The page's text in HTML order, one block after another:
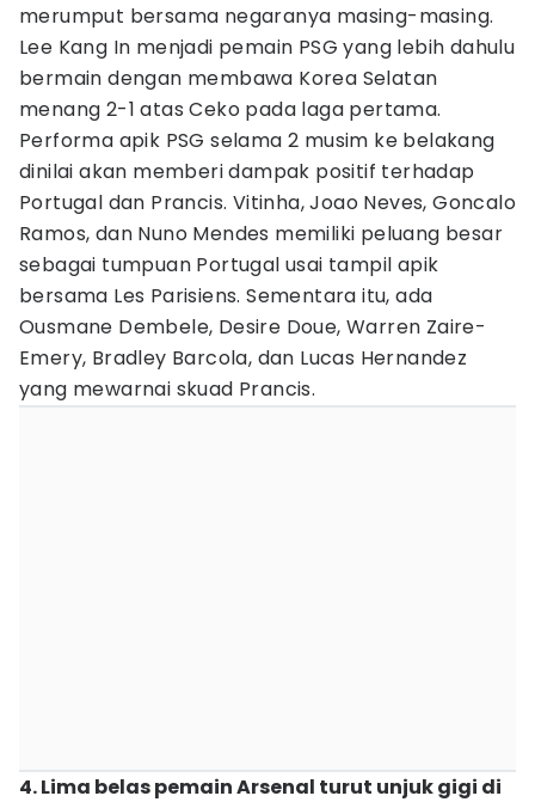
merumput bersama negaranya masing-masing.
Lee Kang In menjadi pemain PSG yang lebih dahulu
bermain dengan membawa Korea Selatan
menang 2-1 atas Ceko pada laga pertama.
Performa apik PSG selama 2 musim ke belakang
dinilai akan memberi dampak positif terhadap
Portugal dan Prancis. Vitinha, Joao Neves, Goncalo
Ramos, dan Nuno Mendes memiliki peluang besar
sebagai tumpuan Portugal usai tampil apik
bersama Les Parisiens. Sementara itu, ada
Ousmane Dembele, Desire Doue, Warren Zaire-
Emery, Bradley Barcola, dan Lucas Hernandez
yang mewarnai skuad Prancis.
4. Lima belas pemain Arsenal turut unjuk gigi di